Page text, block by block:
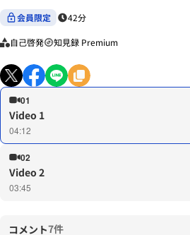
会員限定 42分
自己啓発 知見録 Premium
01
Video 1
04:12
02
Video 2
03:45
コメント7件